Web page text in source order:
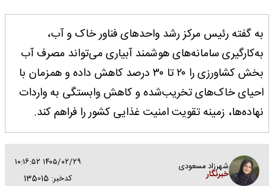
به گفته رئیس مرکز رشد واحد‌های فناور خاک و آب،
به‌کارگیری سامانه‌های هوشمند آبیاری می‌تواند مصرف آب
بخش کشاورزی را ۲۰ تا ۳۰ درصد کاهش داده و همزمان با
احیای خاک‌های تخریب‌شده و کاهش وابستگی به واردات
نهاده‌ها، زمینه تقویت امنیت غذایی کشور را فراهم کند.
شهرزاد مسعودی
خبرنگار
۱۴۰۵/۰۲/۲۹ ۱۰:۱۶:۵۲
کدخبر: 135015